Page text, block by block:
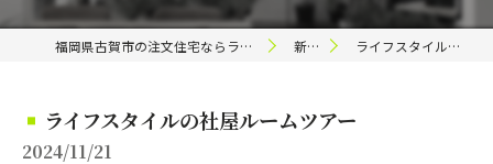
福岡県古賀市の注文住宅ならライフスタイル 一級建築士事務所 新着情報 ライフスタイルの社屋ルームツアー
ライフスタイルの社屋ルームツアー
2024/11/21